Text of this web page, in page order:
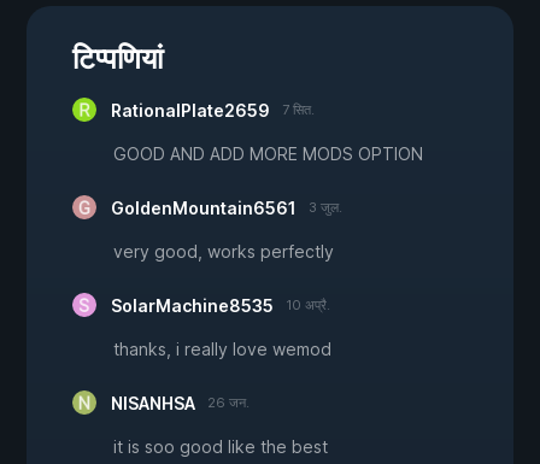
टिप्पणियां
RationalPlate2659 7 सित.
GOOD AND ADD MORE MODS OPTION
GoldenMountain6561 3 जुल.
very good, works perfectly
SolarMachine8535 10 अप्रै.
thanks, i really love wemod
NISANHSA 26 जन.
it is soo good like the best